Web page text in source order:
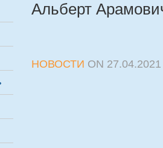
Альберт
НОВОСТИ ON 27.04.2021